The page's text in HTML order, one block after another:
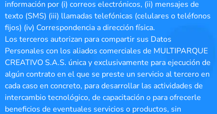
información por (i) correos electrónicos, (ii) mensajes de
texto (SMS) (iii) llamadas telefónicas (celulares o teléfonos
fijos) (iv) Correspondencia a dirección física.
Los terceros autorizan para compartir sus Datos
Personales con los aliados comerciales de MULTIPARQUE
CREATIVO S.A.S. única y exclusivamente para ejecución de
algún contrato en el que se preste un servicio al tercero en
cada caso en concreto, para desarrollar las actividades de
intercambio tecnológico, de capacitación o para ofrecerle
beneficios de eventuales servicios o productos, sin